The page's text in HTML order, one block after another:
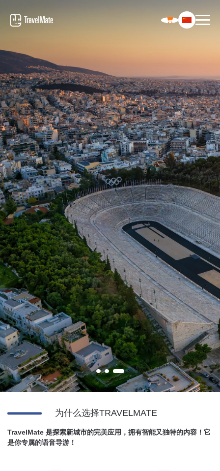
场吗？
通过 TravelMate 找到答案！玩耍、享受乐趣，探索那些你梦想前往
之地的奇趣知识。
为什么选择TRAVELMATE
TravelMate 是探索新城市的完美应用，拥有智能又独特的内容！它
是你专属的语音导游！